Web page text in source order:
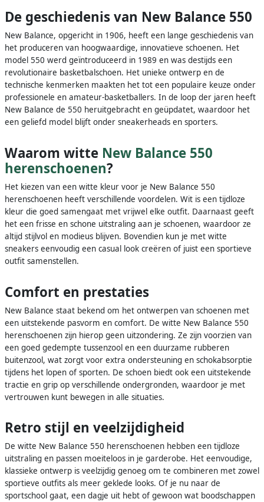
De geschiedenis van New Balance 550
New Balance, opgericht in 1906, heeft een lange geschiedenis van
het produceren van hoogwaardige, innovatieve schoenen. Het
model 550 werd geïntroduceerd in 1989 en was destijds een
revolutionaire basketbalschoen. Het unieke ontwerp en de
technische kenmerken maakten het tot een populaire keuze onder
professionele en amateur-basketballers. In de loop der jaren heeft
New Balance de 550 heruitgebracht en geüpdatet, waardoor het
een geliefd model blijft onder sneakerheads en sporters.
Waarom witte New Balance 550
herenschoenen?
Het kiezen van een witte kleur voor je New Balance 550
herenschoenen heeft verschillende voordelen. Wit is een tijdloze
kleur die goed samengaat met vrijwel elke outfit. Daarnaast geeft
het een frisse en schone uitstraling aan je schoenen, waardoor ze
altijd stijlvol en modieus blijven. Bovendien kun je met witte
sneakers eenvoudig een casual look creëren of juist een sportieve
outfit samenstellen.
Comfort en prestaties
New Balance staat bekend om het ontwerpen van schoenen met
een uitstekende pasvorm en comfort. De witte New Balance 550
herenschoenen zijn hierop geen uitzondering. Ze zijn voorzien van
een goed gedempte tussenzool en een duurzame rubberen
buitenzool, wat zorgt voor extra ondersteuning en schokabsorptie
tijdens het lopen of sporten. De schoen biedt ook een uitstekende
tractie en grip op verschillende ondergronden, waardoor je met
vertrouwen kunt bewegen in alle situaties.
Retro stijl en veelzijdigheid
De witte New Balance 550 herenschoenen hebben een tijdloze
uitstraling en passen moeiteloos in je garderobe. Het eenvoudige,
klassieke ontwerp is veelzijdig genoeg om te combineren met zowel
sportieve outfits als meer geklede looks. Of je nu naar de
sportschool gaat, een dagje uit hebt of gewoon wat boodschappen